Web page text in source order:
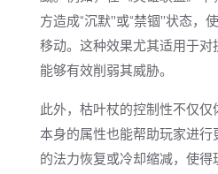
方造成“沉默”或“禁锢”状态，
移动。这种效果尤其适用于对
能够有效削弱其威胁。
此外，枯叶杖的控制性不仅
本身的属性也能帮助玩家进
的法力恢复或冷却缩减，使